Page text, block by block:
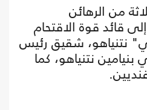
من الرهائن
قائد قوة الاقتحام
نتنياهو، شقيق رئيس
بنيامين نتنياهو، كما